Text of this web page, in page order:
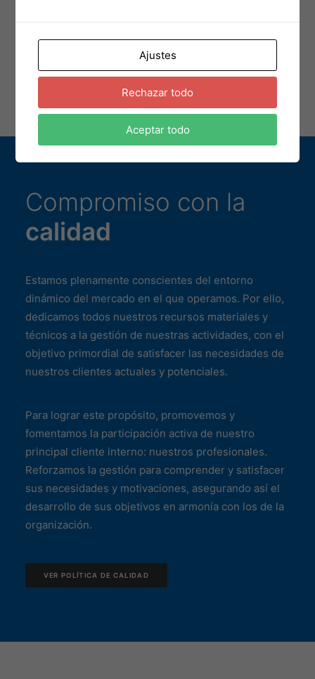
Programación de circuitos y testing
Compromiso con la
calidad
Estamos plenamente conscientes del entorno
dinámico del mercado en el que operamos. Por ello,
dedicamos todos nuestros recursos materiales y
técnicos a la gestión de nuestras actividades, con el
objetivo primordial de satisfacer las necesidades de
nuestros clientes actuales y potenciales.
Para lograr este propósito, promovemos y
fomentamos la participación activa de nuestro
principal cliente interno: nuestros profesionales.
Reforzamos la gestión para comprender y satisfacer
sus necesidades y motivaciones, asegurando así el
desarrollo de sus objetivos en armonía con los de la
organización.
VER POLÍTICA DE CALIDAD
Ajustes
Rechazar todo
Aceptar todo